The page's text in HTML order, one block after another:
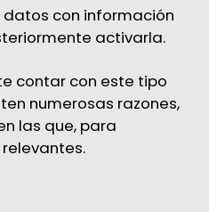
datos con información
activarla.
contar con este tipo
numerosas razones,
las que, para